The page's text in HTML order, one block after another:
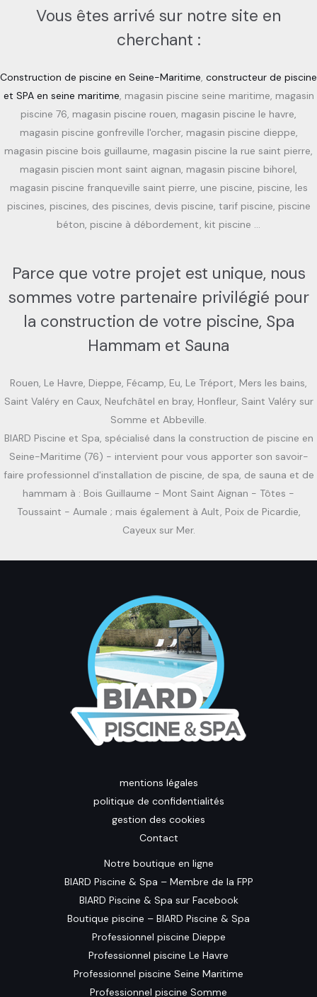
Vous êtes arrivé sur notre site en
cherchant :
Construction de piscine en Seine-Maritime, constructeur de piscine
et SPA en seine maritime, magasin piscine seine maritime, magasin
piscine 76, magasin piscine rouen, magasin piscine le havre,
magasin piscine gonfreville l'orcher, magasin piscine dieppe,
magasin piscine bois guillaume, magasin piscine la rue saint pierre,
magasin piscien mont saint aignan, magasin piscine bihorel,
magasin piscine franqueville saint pierre, une piscine, piscine, les
piscines, piscines, des piscines, devis piscine, tarif piscine, piscine
béton, piscine à débordement, kit piscine …
Parce que votre projet est unique, nous
sommes votre partenaire privilégié pour
la construction de votre piscine, Spa
Hammam et Sauna
Rouen, Le Havre, Dieppe, Fécamp, Eu, Le Tréport, Mers les bains,
Saint Valéry en Caux, Neufchâtel en bray, Honfleur, Saint Valéry sur
Somme et Abbeville.
BIARD Piscine et Spa, spécialisé dans la construction de piscine en
Seine-Maritime (76) - intervient pour vous apporter son savoir-
faire professionnel d'installation de piscine, de spa, de sauna et de
hammam à : Bois Guillaume - Mont Saint Aignan - Tôtes -
Toussaint - Aumale ; mais également à Ault, Poix de Picardie,
Cayeux sur Mer.
mentions légales
politique de confidentialités
gestion des cookies
Contact
Notre boutique en ligne
BIARD Piscine & Spa – Membre de la FPP
BIARD Piscine & Spa sur Facebook
Boutique piscine – BIARD Piscine & Spa
Professionnel piscine Dieppe
Professionnel piscine Le Havre
Professionnel piscine Seine Maritime
Professionnel piscine Somme